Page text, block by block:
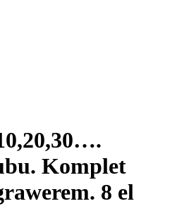
Komplet
8 el